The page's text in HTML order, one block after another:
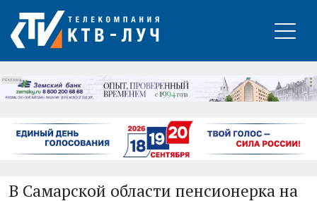
РЕКЛАМА
В Самарской области пенсионерка на